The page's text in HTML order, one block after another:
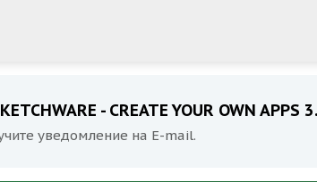
- CREATE YOUR OWN
уведомление на E-mail.